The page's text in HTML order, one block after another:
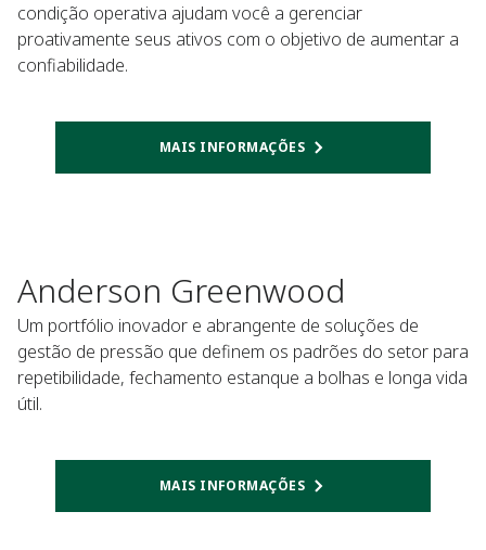
condição operativa ajudam você a gerenciar
proativamente seus ativos com o objetivo de aumentar a
confiabilidade.
MAIS INFORMAÇÕES
Anderson Greenwood
Um portfólio inovador e abrangente de soluções de
gestão de pressão que definem os padrões do setor para
repetibilidade, fechamento estanque a bolhas e longa vida
útil.
MAIS INFORMAÇÕES